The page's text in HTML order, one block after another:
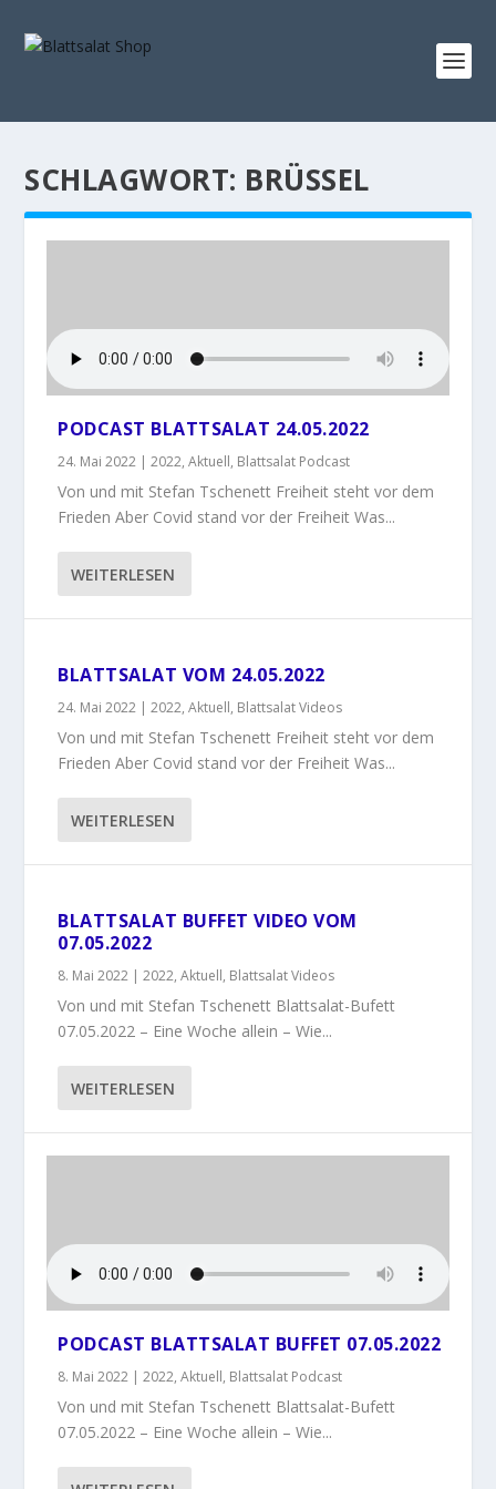
SCHLAGWORT: BRÜSSEL
PODCAST BLATTSALAT 24.05.2022
24. Mai 2022 |2022,Aktuell, Blattsalat Podcast
Von und mit Stefan Tschenett Freiheit steht vor dem
Frieden Aber Covid stand vor der Freiheit Was...
WEITERLESEN
BLATTSALAT VOM 24.05.2022
24. Mai 2022 |2022,Aktuell, Blattsalat Videos
Von und mit Stefan Tschenett Freiheit steht vor dem
Frieden Aber Covid stand vor der Freiheit Was...
WEITERLESEN
BLATTSALAT BUFFET VIDEO VOM
07.05.2022
8. Mai 2022 |2022,Aktuell, Blattsalat Videos
Von und mit Stefan Tschenett Blattsalat-Bufett
07.05.2022 – Eine Woche allein – Wie...
WEITERLESEN
PODCAST BLATTSALAT BUFFET 07.05.2022
8. Mai 2022 |2022,Aktuell, Blattsalat Podcast
Von und mit Stefan Tschenett Blattsalat-Bufett
07.05.2022 – Eine Woche allein – Wie...